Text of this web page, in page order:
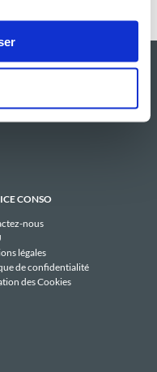
CONSO
nous
légales
de confidentialité
des Cookies